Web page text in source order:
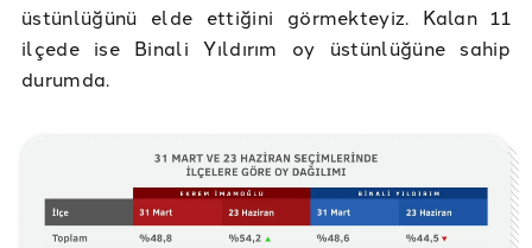
üstünlüğünü elde ettiğini görmekteyiz. Kalan 11
ilçede ise Binali Yıldırım oy üstünlüğüne sahip
durumda.